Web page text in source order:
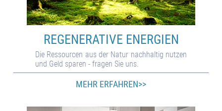
REGENERATIVE ENERGIEN
Die Res­sour­cen aus der Na­tur nach­hal­tig nutzen
und Geld sparen - fra­gen Sie uns.
MEHR ERFAHREN>>